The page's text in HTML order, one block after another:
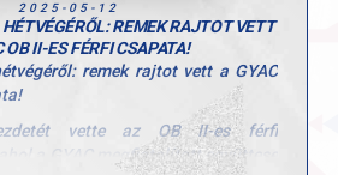
2025-05-12
REMEK RAJTOT VETT
OB II-ES FÉRFI CSAPATA!
remek rajtot vett a GYAC
vette az OB II-es férfi
a GYAC megfiatalított együttese